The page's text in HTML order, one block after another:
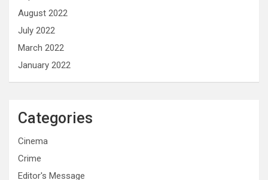
August 2022
July 2022
March 2022
January 2022
Categories
Cinema
Crime
Editor's Message